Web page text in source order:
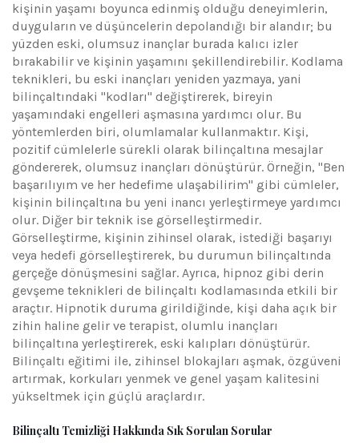
kişinin yaşamı boyunca edinmiş olduğu deneyimlerin,
duyguların ve düşüncelerin depolandığı bir alandır; bu
yüzden eski, olumsuz inançlar burada kalıcı izler
bırakabilir ve kişinin yaşamını şekillendirebilir. Kodlama
teknikleri, bu eski inançları yeniden yazmaya, yani
bilinçaltındaki "kodları" değiştirerek, bireyin
yaşamındaki engelleri aşmasına yardımcı olur. Bu
yöntemlerden biri, olumlamalar kullanmaktır. Kişi,
pozitif cümlelerle sürekli olarak bilinçaltına mesajlar
göndererek, olumsuz inançları dönüştürür. Örneğin, "Ben
başarılıyım ve her hedefime ulaşabilirim" gibi cümleler,
kişinin bilinçaltına bu yeni inancı yerleştirmeye yardımcı
olur. Diğer bir teknik ise görselleştirmedir.
Görselleştirme, kişinin zihinsel olarak, istediği başarıyı
veya hedefi görselleştirerek, bu durumun bilinçaltında
gerçeğe dönüşmesini sağlar. Ayrıca, hipnoz gibi derin
gevşeme teknikleri de bilinçaltı kodlamasında etkili bir
araçtır. Hipnotik duruma girildiğinde, kişi daha açık bir
zihin haline gelir ve terapist, olumlu inançları
bilinçaltına yerleştirerek, eski kalıpları dönüştürür.
Bilinçaltı eğitimi ile, zihinsel blokajları aşmak, özgüveni
artırmak, korkuları yenmek ve genel yaşam kalitesini
yükseltmek için güçlü araçlardır.
Bilinçaltı Temizliği Hakkında Sık Sorulan Sorular